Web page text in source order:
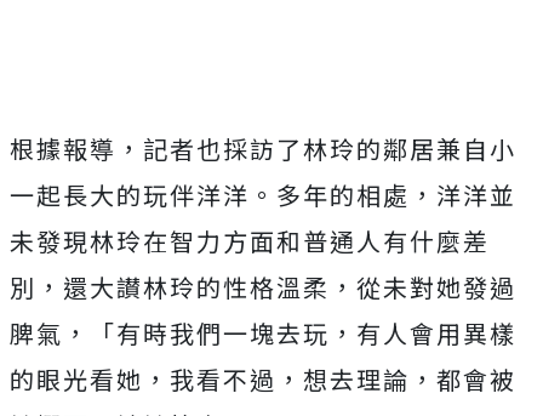
根據報導，記者也採訪了林玲的鄰居兼自小
一起長大的玩伴洋洋。多年的相處，洋洋並
未發現林玲在智力方面和普通人有什麼差
別，還大讃林玲的性格溫柔，從未對她發過
脾氣，「有時我們一塊去玩，有人會用異樣
的眼光看她，我看不過，想去理論，都會被